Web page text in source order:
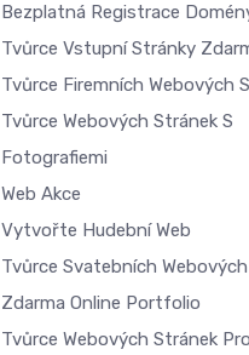
Bezplatná Registrace
Tvůrce Vstupní Stránky
Tvůrce Firemních Webových
Tvůrce Webových Stránek S
Fotografiemi
Web Akce
Vytvořte Hudební Web
Tvůrce Svatebních
Zdarma Online Portfolio
Tvůrce Webových Stránek